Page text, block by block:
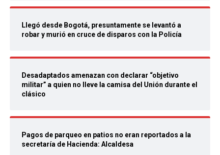
Llegó desde Bogotá, presuntamente se levantó a
robar y murió en cruce de disparos con la Policía
Desadaptados amenazan con declarar “objetivo
militar” a quien no lleve la camisa del Unión durante el
clásico
Pagos de parqueo en patios no eran reportados a la
secretaría de Hacienda: Alcaldesa